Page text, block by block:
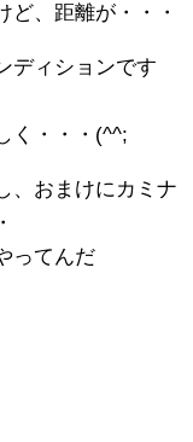
ど、距離が・・・
ディションです
く・・・(^^;
、おまけにカミナ
ってんだ